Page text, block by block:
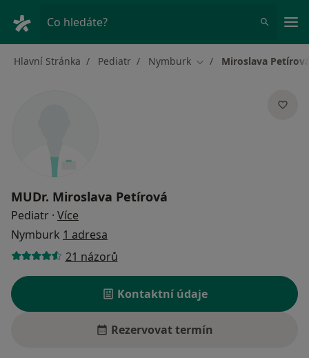
Co hledáte?
Hlavní Stránka Pediatr Nymburk Změna města
Miroslava
MUDr. Miroslava Petírová
Pediatr · Více
Nymburk 1 adresa
21 názorů
Kontaktní údaje
Rezervovat termín